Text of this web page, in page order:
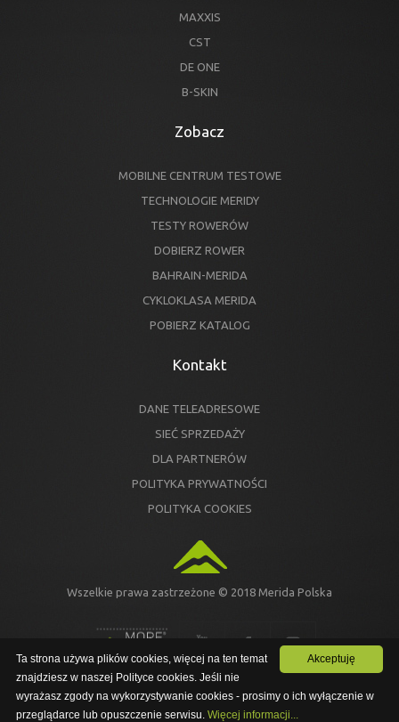
PRZEJDŹ NA NOWĄ STRONĘ
MAXXIS
CST
DE ONE
B-SKIN
Zobacz
MOBILNE CENTRUM TESTOWE
TECHNOLOGIE MERIDY
TESTY ROWERÓW
DOBIERZ ROWER
BAHRAIN-MERIDA
CYKLOKLASA MERIDA
POBIERZ KATALOG
Kontakt
DANE TELEADRESOWE
SIEĆ SPRZEDAŻY
DLA PARTNERÓW
POLITYKA PRYWATNOŚCI
POLITYKA COOKIES
Wszelkie prawa zastrzeżone © 2018 Merida Polska
naszej Polityce cookies. Jeśli nie wyrażasz zgody na
wykorzystywanie cookies - prosimy o ich wyłączenie w przeglądarce
Akceptuję
Ta strona używa plików cookies, więcej na ten temat
znajdziesz w naszej Polityce cookies. Jeśli nie
wyrażasz zgody na wykorzystywanie cookies - prosimy o ich wyłączenie w
przeglądarce lub opuszczenie serwisu. Więcej informacji...